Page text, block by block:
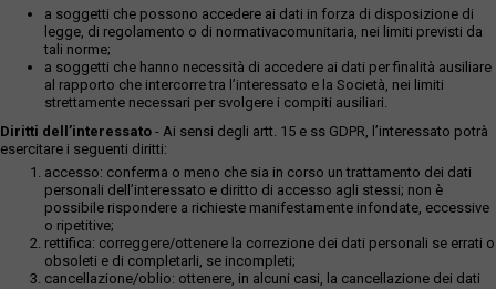
a soggetti che possono accedere ai dati in forza di disposizione di
legge, di regolamento o di normativacomunitaria, nei limiti previsti da
tali norme;
a soggetti che hanno necessità di accedere ai dati per finalità ausiliare
al rapporto che intercorre tra l’interessato e la Società, nei limiti
strettamente necessari per svolgere i compiti ausiliari.
Diritti dell’interessato - Ai sensi degli artt. 15 e ss GDPR, l’interessato potrà
esercitare i seguenti diritti:
accesso: conferma o meno che sia in corso un trattamento dei dati
personali dell’interessato e diritto di accesso agli stessi; non è
possibile rispondere a richieste manifestamente infondate, eccessive
o ripetitive;
rettifica: correggere/ottenere la correzione dei dati personali se errati o
obsoleti e di completarli, se incompleti;
cancellazione/oblio: ottenere, in alcuni casi, la cancellazione dei dati